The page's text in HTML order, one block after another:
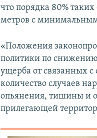
что порядка 80%
метров с
«Положения
политики по
ущерба от связанных
количество случаев
опьянения, тишины и
прилегающей